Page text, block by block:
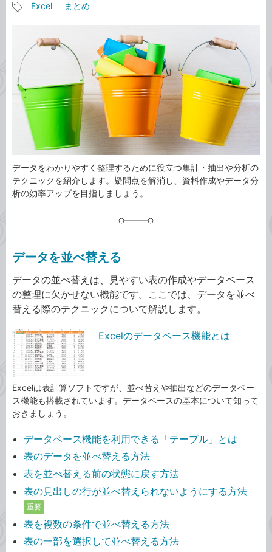
事
ゴ
タ
グ
Excel まとめ
データをわかりやすく整理するために役立つ集計・抽出や分析の
テクニックを紹介します。疑問点を解消し、資料作成やデータ分
析の効率アップを目指しましょう。
データを並べ替える
データの並べ替えは、見やすい表の作成やデータベース
の整理に欠かせない機能です。ここでは、データを並べ
替える際のテクニックについて解説します。
Excelのデータベース機能とは
Excelは表計算ソフトですが、並べ替えや抽出などのデータベー
ス機能も搭載されています。データベースの基本について知って
おきましょう。
データベース機能を利用できる「テーブル」とは
表のデータを並べ替える方法
表を並べ替える前の状態に戻す方法
表の見出しの行が並べ替えられないようにする方法
重要
表を複数の条件で並べ替える方法
表の一部を選択して並べ替える方法